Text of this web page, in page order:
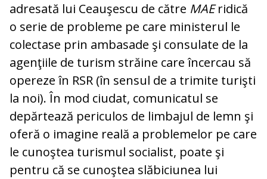
adresată lui Ceauşescu de către MAEridică
o serie de probleme pe care ministerul le
colectase prin ambasade şi consulate de la
agenţiile de turism străi­ne care încercau să
opereze în RSR (în sensul de a trimite turişti
la noi). În mod ciudat, comunicatul se
depărtează peri­cu­los de limbajul de lemn şi
oferă o imagine reală a problemelor pe care
le cunoştea turismul socialist, poate şi
pentru că se cunoştea slăbiciunea lui